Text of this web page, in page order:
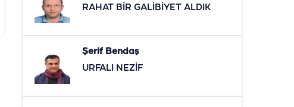
RAHAT BİR GALİBİYET ALDIK
Şerif Bendaş
URFALI NEZİF